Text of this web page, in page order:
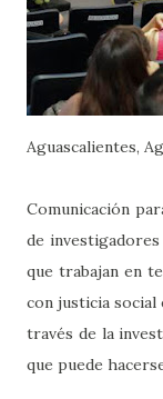
Aguascalientes,
Comunicación
de
que trabajan en
con justicia social
través de la
que puede